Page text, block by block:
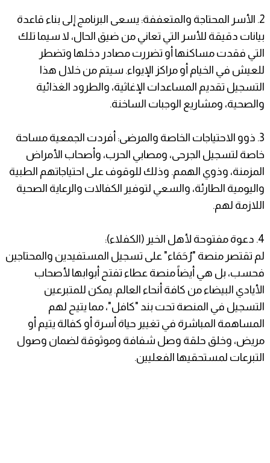
2. ​الأسر المحتاجة والمتعففة: يسعى البرنامج إلى بناء قاعدة
بيانات دقيقة للأسر التي تعاني من ضيق الحال، لا سيما تلك
التي فقدت مساكنها أو تضررت مصادر دخلها وتضطر
للعيش في الخيام أو مراكز الإيواء. سيتم من خلال هذا
التسجيل تقديم المساعدات الإغاثية، والطرود الغذائية
والصحية، ومشاريع الوجبات الساخنة.
3. ​ذوو الاحتياجات الخاصة والمرضى: أفردت الجمعية مساحة
خاصة لتسجيل الجرحى، ومصابي الحرب، وأصحاب الأمراض
المزمنة، وذوي الهمم. وذلك للوقوف على احتياجاتهم الطبية
واليومية الطارئة، والسعي لتوفير الكفالات والرعاية الصحية
اللازمة لهم.
4. ​دعوة مفتوحة لأهل الخير (الكفلاء):
لم تقتصر منصة "رُحَمَاء" على تسجيل المستفيدين والمحتاجين
فحسب، بل هي أيضاً منصة عطاء تفتح أبوابها لأصحاب
الأيادي البيضاء من كافة أنحاء العالم. يمكن للمتبرعين
التسجيل في المنصة تحت بند "كافل"، مما يتيح لهم
المساهمة المباشرة في تغيير حياة أسرة أو كفالة يتيم أو
مريض، وخلق حلقة وصل شفافة وموثوقة لضمان وصول
التبرعات لمستحقيها الفعليين.